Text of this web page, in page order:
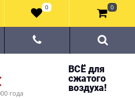
года
ВСЁ для
сжатого
воздуха!
0 0